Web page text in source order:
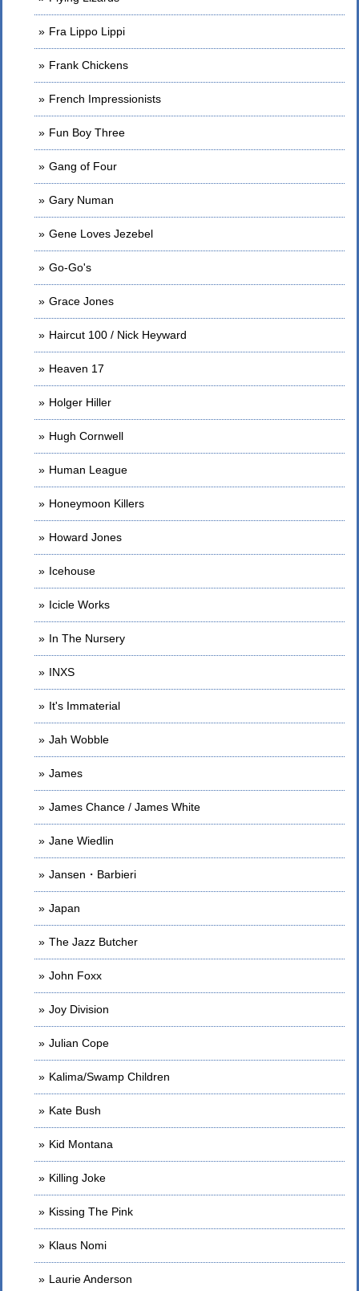
Fra Lippo Lippi
Frank Chickens
French Impressionists
Fun Boy Three
Gang of Four
Gary Numan
Gene Loves Jezebel
Go-Go's
Grace Jones
Haircut 100 / Nick Heyward
Heaven 17
Holger Hiller
Hugh Cornwell
Human League
Honeymoon Killers
Howard Jones
Icehouse
Icicle Works
In The Nursery
INXS
It's Immaterial
Jah Wobble
James
James Chance / James White
Jane Wiedlin
Jansen・Barbieri
Japan
The Jazz Butcher
John Foxx
Joy Division
Julian Cope
Kalima/Swamp Children
Kate Bush
Kid Montana
Killing Joke
Kissing The Pink
Klaus Nomi
Laurie Anderson